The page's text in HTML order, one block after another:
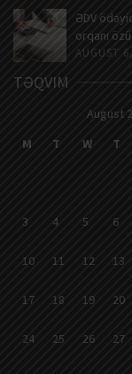
ƏDV
orqanı
AUGUST
TƏQVIM
August
M
T W T
3 4 5 6
10 11 12 13
17 18 19 20
24 25 26 27